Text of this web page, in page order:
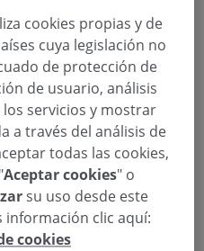
Tapiador, del Servicio de
Gipuzkoa, impartirá
del cáncer de colon»
Aulas de Salud de
6 de mayo, a las
de la calle Andía, en San
cookies propias y de
cuya legislación no
de protección de
de usuario, análisis
servicios y mostrar
a través del análisis de
todas las cookies,
Aceptar cookies" o
su uso desde este
información clic aquí:
cookies